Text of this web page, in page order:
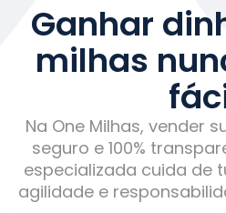
Ganhar
milhas
Na One Milhas, vender
seguro e 100%
especializada cuida de
agilidade e